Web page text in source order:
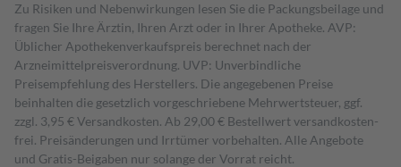
Zu Risiken und Nebenwirkungen lesen Sie die Packungsbeilage und
fragen Sie Ihre Ärztin, Ihren Arzt oder in Ihrer Apotheke. AVP:
Üblicher Apothekenverkaufspreis berechnet nach der
Arzneimittelpreisverordnung. UVP: Unverbindliche
Preisempfehlung des Herstellers. Die angegebenen Preise
beinhalten die gesetzlich vorgeschriebene Mehrwertsteuer, ggf.
zzgl. 3,95 € Versandkosten. Ab 29,00 € Bestell­wert versand­kosten­
frei. Preisänderungen und Irrtümer vorbehalten. Alle Angebote
und Gratis-Beigaben nur solange der Vorrat reicht.